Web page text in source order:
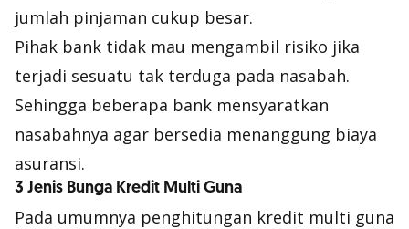
jumlah pinjaman cukup besar.
Pihak bank tidak mau mengambil risiko jika
terjadi sesuatu tak terduga pada nasabah.
Sehingga beberapa bank mensyaratkan
nasabahnya agar bersedia menanggung biaya
asuransi.
3 Jenis Bunga Kredit Multi Guna
Pada umumnya penghitungan kredit multi guna